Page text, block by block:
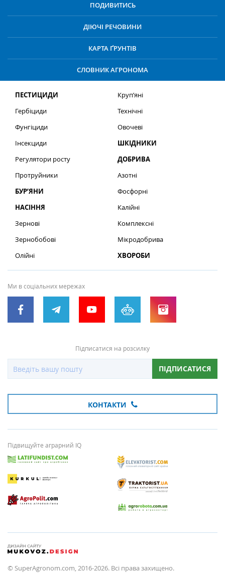
ПОДИВИТИСЬ
ДІЮЧІ РЕЧОВИНИ
КАРТА ҐРУНТІВ
СЛОВНИК АГРОНОМА
ПЕСТИЦИДИ
Гербіциди
Фунгіциди
Інсекциди
Регулятори росту
Протруйники
БУР’ЯНИ
НАСІННЯ
Зернові
Зернобобові
Олійні
Круп’яні
Технічні
Овочеві
ШКІДНИКИ
ДОБРИВА
Азотні
Фосфорні
Калійні
Комплексні
Мікродобрива
ХВОРОБИ
Ми в соціальних мережах
Підписатися на розсилку
ПІДПИСАТИСЯ
КОНТАКТИ
Підвищуйте аграрний IQ
© SuperAgronom.com, 2016-2026. Всі права захищено.